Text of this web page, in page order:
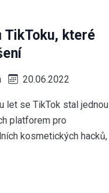
TikToku, které
20.06.2022
let se TikTok stal jednou
platforem pro
kosmetických hacků,